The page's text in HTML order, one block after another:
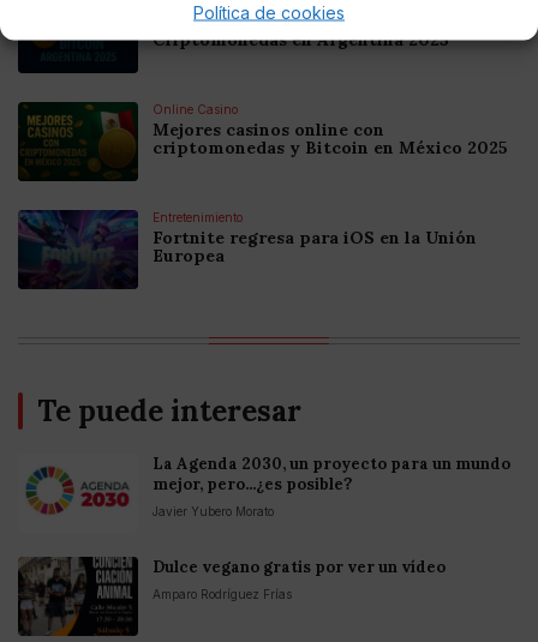
Política de cookies
Mejores Casinos Online con Bitcoin y
Criptomonedas en Argentina 2025
Online Casino
Mejores casinos online con
criptomonedas y Bitcoin en México 2025
Entretenimiento
Fortnite regresa para iOS en la Unión
Europea
Te puede interesar
La Agenda 2030, un proyecto para un mundo
mejor, pero...¿es posible?
Javier Yubero Morato
Dulce vegano gratis por ver un vídeo
Amparo Rodríguez Frías